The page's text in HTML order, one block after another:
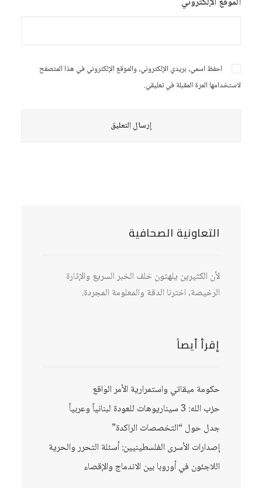
احفظ اسمي، بريدي الإلكتروني، والموقع الإلكتروني في هذا المتصفح
لاستخدامها المرة المقبلة في تعليقي.
التعاونية الصحافية
لأن الكثيرين يلهثون خلف الخبر السريع والإثارة
الرخيصة، اخترنا الدقة والمعلومة المجردة.
إقرأ أيصاً
حكومة ميقاتي واستمرارية الأمر الواقع
حزب الله: 3 سيناريوهات للعودة لبنانياً وعربياً
جدل حول “التخصصات الراكدة”
إصدارات الأسرى الفلسطينيين: أسئلة التحرر والحرية
اللاجئون في أوروبا بين الاندماج والإقصاء